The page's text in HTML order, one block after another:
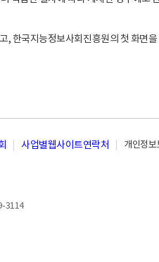
한국지능정보사회진흥원의 첫 화면
사업별웹사이트연락처 개인정보
3114